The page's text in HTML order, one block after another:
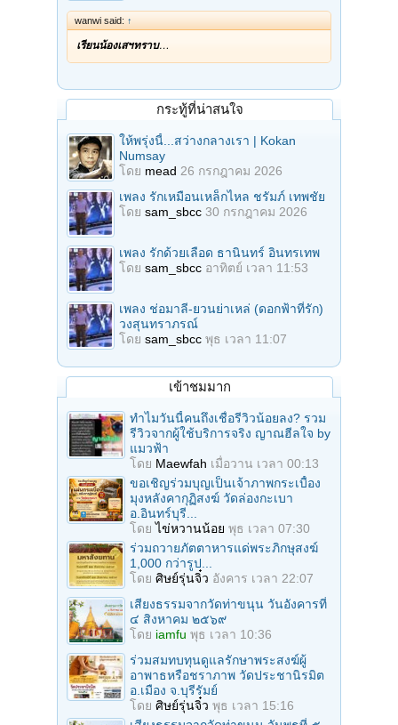
wanwi said: ↑
เรียนน้องเสฯทราบ…
กระทู้ที่น่าสนใจ
ให้พรุ่งนี้...สว่างกลางเรา | Kokan
Numsay
โดย mead 26 กรกฎาคม 2026
เพลง รักเหมือนเหล็กไหล ชรัมภ์ เทพชัย
โดย sam_sbcc 30 กรกฎาคม 2026
เพลง รักด้วยเลือด ธานินทร์ อินทรเทพ
โดย sam_sbcc อาทิตย์ เวลา 11:53
เพลง ช่อมาลี-ยวนย่าเหล่ (ดอกฟ้าที่รัก)
วงสุนทราภรณ์
โดย sam_sbcc พุธ เวลา 11:07
เข้าชมมาก
ทำไมวันนี้คนถึงเชื่อรีวิวน้อยลง? รวม
รีวิวจากผู้ใช้บริการจริง ญาณฮีลใจ by
แมวฟ้า
โดย Maewfah เมื่อวาน เวลา 00:13
ขอเชิญร่วมบุญเป็นเจ้าภาพกระเบื้อง
มุงหลังคากุฏิสงฆ์ วัดล่องกะเบา
อ.อินทร์บุรี...
โดยไข่หวานน้อย พุธ เวลา 07:30
ร่วมถวายภัตตาหารแด่พระภิกษุสงฆ์
1,000 กว่ารูป...
โดย ศิษย์รุ่นจิ๋ว อังคาร เวลา 22:07
เสียงธรรมจากวัดท่าขนุน วันอังคารที่
๔ สิงหาคม ๒๕๖๙
โดย iamfu พุธ เวลา 10:36
ร่วมสมทบทุนดูแลรักษาพระสงฆ์ผู้
อาพาธหรือชราภาพ วัดประชานิรมิต
อ.เมือง จ.บุรีรัมย์
โดย ศิษย์รุ่นจิ๋ว พุธ เวลา 15:16